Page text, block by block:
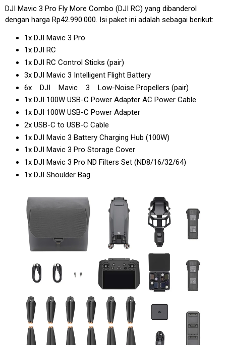
DJI Mavic 3 Pro Fly More Combo (DJI RC) yang dibanderol
dengan harga Rp42.990.000. Isi paket ini adalah sebagai berikut:
1x DJI Mavic 3 Pro
1x DJI RC
1x DJI RC Control Sticks (pair)
3x DJI Mavic 3 Intelligent Flight Battery
6x DJI Mavic 3 Low-Noise Propellers (pair)
1x DJI 100W USB-C Power Adapter AC Power Cable
1x DJI 100W USB-C Power Adapter
2x USB-C to USB-C Cable
1x DJI Mavic 3 Battery Charging Hub (100W)
1x DJI Mavic 3 Pro Storage Cover
1x DJI Mavic 3 Pro ND Filters Set (ND8/16/32/64)
1x DJI Shoulder Bag